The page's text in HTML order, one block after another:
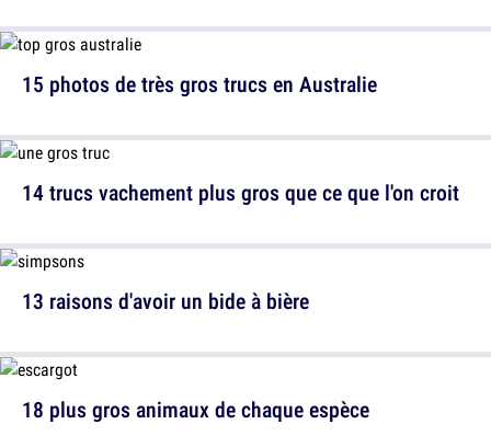
14 trucs vachement plus gros que ce que l'on croit
18 plus gros animaux de chaque espèce
15 photos de très gros trucs en Australie
13 raisons d'avoir un bide à bière